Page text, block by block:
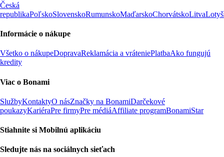
Česká
republikaPoľskoSlovenskoRumunskoMaďarskoChorvátskoLitva
Informácie o nákupe
Všetko o nákupeDopravaReklamácia a vráteniePlatbaAko fungujú
kredity
Viac o Bonami
SlužbyKontaktyO násZnačky na BonamiDarčekové
poukazyKariéraPre firmyPre médiáAffiliate programBonamiStar
Stiahnite si Mobilnú aplikáciu
Sledujte nás na sociálnych sieťach